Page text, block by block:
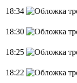
18:34
18:30
18:25
18:22